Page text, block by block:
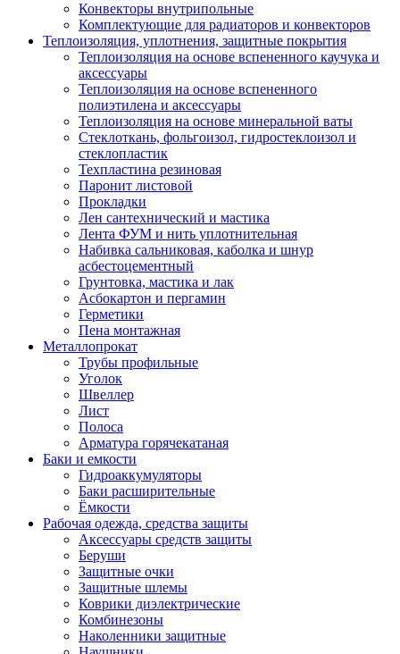
Конвекторы внутрипольные
Комплектующие для радиаторов и конвекторов
Теплоизоляция, уплотнения, защитные покрытия
Теплоизоляция на основе вспененного каучука и
аксессуары
Теплоизоляция на основе вспененного
полиэтилена и аксессуары
Теплоизоляция на основе минеральной ваты
Стеклоткань, фольгоизол, гидростеклоизол и
стеклопластик
Техпластина резиновая
Паронит листовой
Прокладки
Лен сантехнический и мастика
Лента ФУМ и нить уплотнительная
Набивка сальниковая, каболка и шнур
асбестоцементный
Грунтовка, мастика и лак
Асбокартон и пергамин
Герметики
Пена монтажная
Металлопрокат
Трубы профильные
Уголок
Швеллер
Лист
Полоса
Арматура горячекатаная
Баки и емкости
Гидроаккумуляторы
Баки расширительные
Ёмкости
Рабочая одежда, средства защиты
Аксессуары средств защиты
Беруши
Защитные очки
Защитные шлемы
Коврики диэлектрические
Комбинезоны
Наколенники защитные